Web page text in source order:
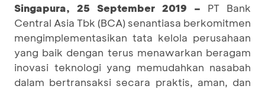
Singapura, 25 September 2019 – PT Bank
Central Asia Tbk (BCA) senantiasa berkomitmen
mengimplementasikan tata kelola perusahaan
yang baik dengan terus menawarkan beragam
inovasi teknologi yang memudahkan nasabah
dalam bertransaksi secara praktis, aman, dan